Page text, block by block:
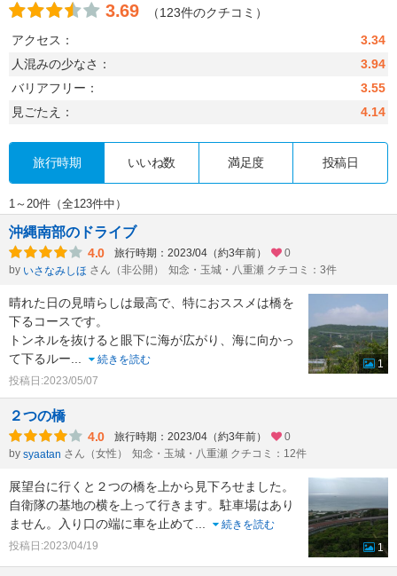
3.69
（123件のクチコミ）
アクセス：
3.34
人混みの少なさ：
3.94
バリアフリー：
3.55
見ごたえ：
4.14
旅行時期 いいね数 満足度 投稿日
1～20件（全123件中）
沖縄南部のドライブ
4.0 旅行時期：2023/04（約3年前）
0
by いさなみしほ さん（非公開） 知念・玉城・八重瀬 クチコミ：3件
晴れた日の見晴らしは最高で、特におススメは橋を
下るコースです。
トンネルを抜けると眼下に海が広がり、海に向かっ
て下るルー
続きを読む
投稿日:2023/05/07
1
２つの橋
4.0 旅行時期：2023/04（約3年前）
0
by syaatan さん（女性） 知念・玉城・八重瀬 クチコミ：12件
展望台に行くと２つの橋を上から見下ろせました。
自衛隊の基地の横を上って行きます。駐車場はあり
ません。入り口の端に車を止めて
続きを読む
投稿日:2023/04/19
1